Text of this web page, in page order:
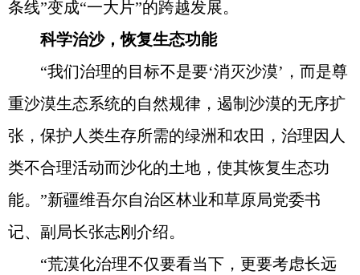
条线”变成“一大片”的跨越发展。
科学治沙，恢复生态功能
“我们治理的目标不是要‘消灭沙漠’，而是尊
重沙漠生态系统的自然规律，遏制沙漠的无序扩
张，保护人类生存所需的绿洲和农田，治理因人
类不合理活动而沙化的土地，使其恢复生态功
能。”新疆维吾尔自治区林业和草原局党委书
记、副局长张志刚介绍。
“荒漠化治理不仅要看当下，更要考虑长远